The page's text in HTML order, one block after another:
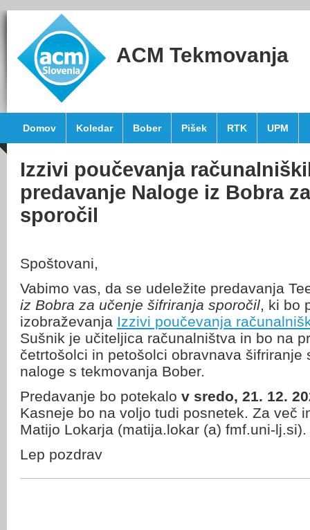
ACM Tekmovanja
Domov Koledar Bober Pišek RTK UPM
Izzivi poučevanja
predavanje Naloge iz Bobra
sporočil
Spoštovani,
Vabimo vas, da se udeležite predavanja
iz Bobra za učenje šifriranja sporočil, ki bo
izobraževanja Izzivi poučevanja
Sušnik je učiteljica računalništva in bo na
četrtošolci in petošolci obravnava šifriranje
naloge s tekmovanja Bober.
Predavanje bo potekalo v sredo, 21. 12.
Kasneje bo na voljo tudi posnetek. Za več
Matijo Lokarja (matija.lokar (a) fmf.uni-lj.si).
Lep pozdrav